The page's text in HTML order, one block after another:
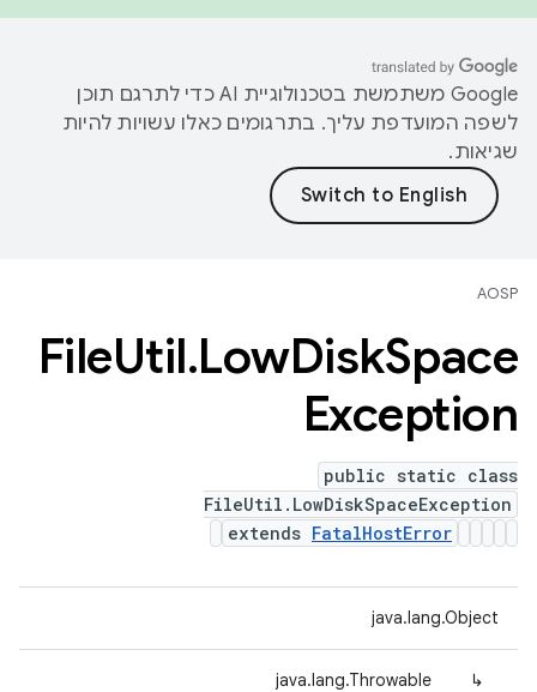
‫Google משתמשת בטכנולוגיית AI כדי לתרגם תוכן
לשפה המועדפת עליך. בתרגומים כאלו עשויות להיות
שגיאות.
AOSP
FileUtil.LowDiskSpace
Exception
public static class
FileUtil.LowDiskSpaceException
extends FatalHostError
java.lang.Object
↳
java.lang.Throwable